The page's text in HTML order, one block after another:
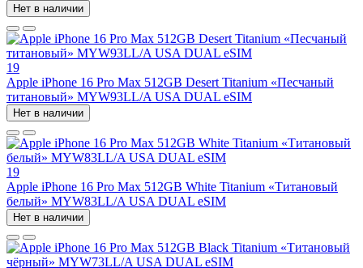
Нет в наличии
19
Apple iPhone 16 Pro Max 512GB Desert Titanium «Песчаный
титановый» MYW93LL/A USA DUAL eSIM
Нет в наличии
19
Apple iPhone 16 Pro Max 512GB White Titanium «Титановый
белый» MYW83LL/A USA DUAL eSIM
Нет в наличии